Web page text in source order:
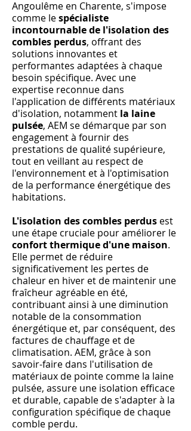
Angoulême en Charente, s'impose
comme lespécialiste
incontournable de l'isolation des
combles perdus, offrant des
solutions innovantes et
performantes adaptées à chaque
besoin spécifique. Avec une
expertise reconnue dans
l'application de différents matériaux
d'isolation, notamment la laine
pulsée, AEM se démarque par son
engagement à fournir des
prestations de qualité supérieure,
tout en veillant au respect de
l'environnement et à l'optimisation
de la performance énergétique des
habitations.
L'isolation des combles perdus est
une étape cruciale pour améliorer le
confort thermique d'une maison.
Elle permet de réduire
significativement les pertes de
chaleur en hiver et de maintenir une
fraîcheur agréable en été,
contribuant ainsi à une diminution
notable de la consommation
énergétique et, par conséquent, des
factures de chauffage et de
climatisation. AEM, grâce à son
savoir-faire dans l'utilisation de
matériaux de pointe comme la laine
pulsée, assure une isolation efficace
et durable, capable de s'adapter à la
configuration spécifique de chaque
comble perdu.